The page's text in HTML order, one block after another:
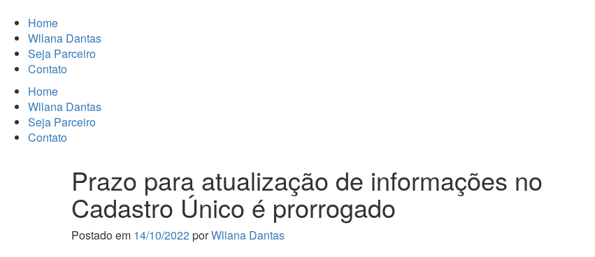
Home
Wllana Dantas
Seja Parceiro
Contato
Home
Wllana Dantas
Seja Parceiro
Contato
Prazo para atualização de informações no
Cadastro Único é prorrogado
Postado em 14/10/2022porWllana Dantas